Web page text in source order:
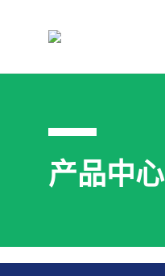
产品中心